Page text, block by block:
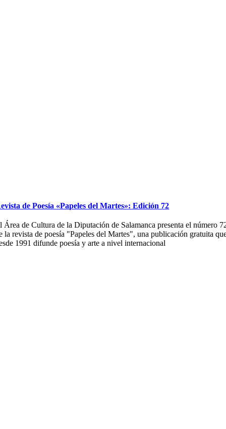
de Poesía «Papeles del Martes»: Edición 72
Área de Cultura de la Diputación de Salamanca presenta el número
la revista de poesía "Papeles del Martes", una publicación gratuita
1991 difunde poesía y arte a nivel internacional